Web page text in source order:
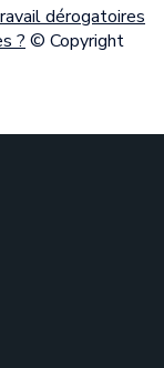
dérogatoires
? © Copyright